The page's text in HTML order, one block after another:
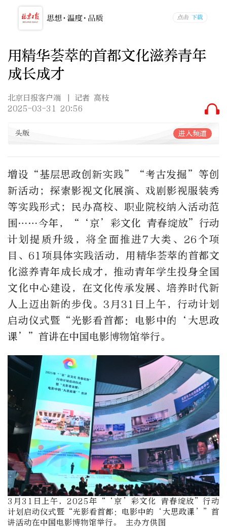
用精华荟萃的首都文化滋养青年
成长成才
北京日报客户端
| 记者 高枝
2025-03-31 20:56
头版 进入频道
增设 “基层思政创新实践”“考古发掘” 等创
新活动；探索影视文化展演、戏剧影视服装秀
等实践形式；民办高校、职业院校纳入活动范
围……今年， “‘ 京’ 彩文化 青春绽放” 行动
计划提质升级，将全面推进7 大类、 26 个项
目、 61 项具体实践活动，用精华荟萃的首都文
化滋养青年成长成才，推动青年学生投身全国
文化中心建设，在文化传承发展、培养时代新
人上迈出新的步伐。 3 月31 日上午，行动计划
启动仪式暨 “光影看首都：电影中的 ‘ 大思政
课’” 首讲在中国电影博物馆举行。
3月31日上午，2025年“‘京’彩文化 青春绽放”行动
计划启动仪式暨“光影看首都：电影中的‘大思政课’”首
讲活动在中国电影博物馆举行。 主办方供图